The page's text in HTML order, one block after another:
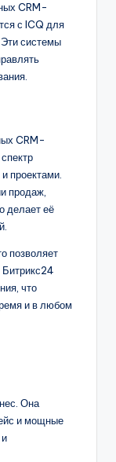
CRM-
с ICQ для
системы
CRM-
проектами.
продаж,
делает её
позволяет
Битрикс24
что
и в любом
Она
и мощные